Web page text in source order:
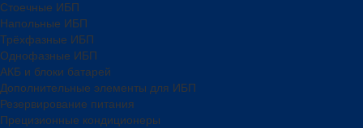
Стоечные ИБП
Напольные ИБП
Трёхфазные ИБП
Однофазные ИБП
АКБ и блоки батарей
Дополнительные элементы для ИБП
Резервирование питания
Прецизионные кондиционеры